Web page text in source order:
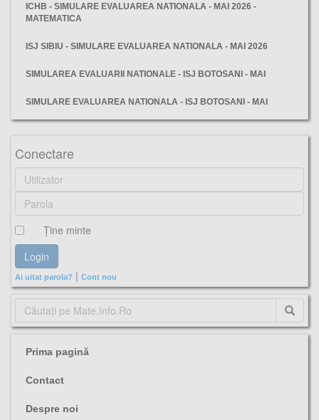
ICHB - SIMULARE EVALUAREA NATIONALA - MAI 2026 -
MATEMATICA
ISJ SIBIU - SIMULARE EVALUAREA NATIONALA - MAI 2026
SIMULAREA EVALUARII NATIONALE - ISJ BOTOSANI - MAI
SIMULARE EVALUAREA NATIONALA - ISJ BOTOSANI - MAI
Conectare
Ţine minte
Ai uitat parola? | Cont nou
Prima pagină
Contact
Despre noi